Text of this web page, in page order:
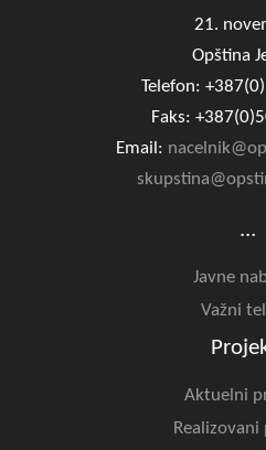
21.
Opština
Telefon:
Faks:
Email:
...
Javne
Važni
Aktuelni